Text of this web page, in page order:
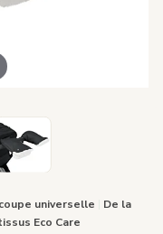
universelle
De la
Eco Care